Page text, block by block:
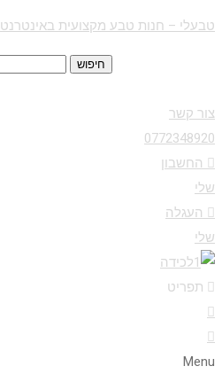
טבעלי – חנות טבע מקצועית באינטרנט
חיפוש
צור קשר
0772348920
החשבון
שלי
העגלה
שלי
תפריט
Menu